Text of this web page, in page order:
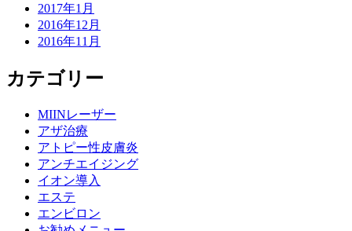
2017年1月
2016年12月
2016年11月
カテゴリー
MIINレーザー
アザ治療
アトピー性皮膚炎
アンチエイジング
イオン導入
エステ
エンビロン